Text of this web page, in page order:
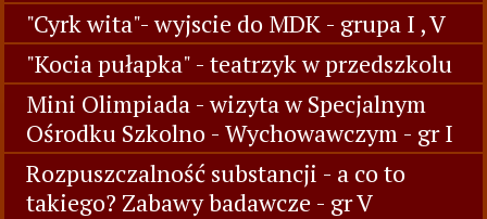
"Cyrk wita"- wyjscie do MDK - grupa I , V
"Kocia pułapka" - teatrzyk w przedszkolu
Mini Olimpiada - wizyta w Specjalnym
Ośrodku Szkolno - Wychowawczym - gr I
Rozpuszczalność substancji - a co to
takiego? Zabawy badawcze - gr V